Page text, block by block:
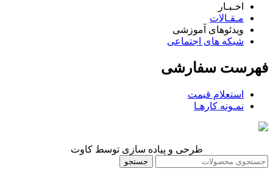
اخـبـار
مـقـالات
ویدئوهای آموزشی
شبکه های اجتماعی
فهرست سفارشی
استعلام قیمت
نمـونه کارهـا
طرحی و پیاده سازی توسط کاوت
جستجو